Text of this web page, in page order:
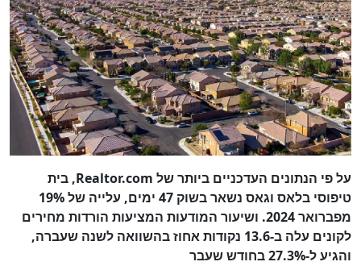
על פי הנתונים העדכניים ביותר של Realtor.com, בית
טיפוסי בלאס וגאס נשאר בשוק 47 ימים, עלייה של 19%
מפברואר 2024. ושיעור המודעות המציעות הורדות מחירים
לקונים עלה ב-13.6 נקודות אחוז בהשוואה לשנה שעברה,
והגיע ל-27.3% בחודש שעבר